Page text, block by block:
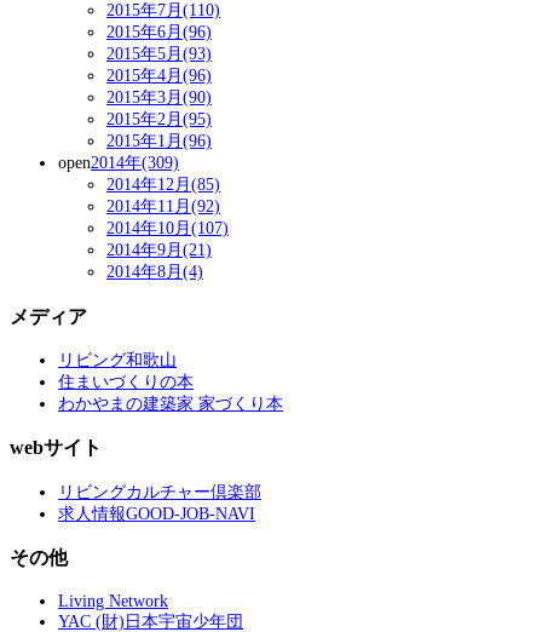
2015年7月(110)
2015年6月(96)
2015年5月(93)
2015年4月(96)
2015年3月(90)
2015年2月(95)
2015年1月(96)
open2014年(309)
2014年12月(85)
2014年11月(92)
2014年10月(107)
2014年9月(21)
2014年8月(4)
メディア
リビング和歌山
住まいづくりの本
わかやまの建築家 家づくり本
webサイト
リビングカルチャー倶楽部
求人情報GOOD-JOB-NAVI
その他
Living Network
YAC (財)日本宇宙少年団